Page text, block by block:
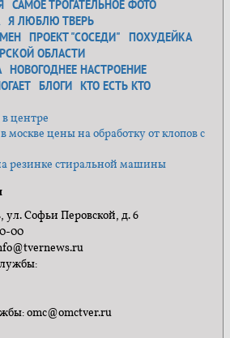
САМОЕ ТРОГАТЕЛЬНОЕ ФОТО
Я ЛЮБЛЮ ТВЕРЬ
ПРОЕКТ "СОСЕДИ"
ПОХУДЕЙКА
ОБЛАСТИ
НОВОГОДНЕЕ НАСТРОЕНИЕ
БЛОГИ КТО ЕСТЬ КТО
центре
цены на обработку от клопов с
резинке стиральной машины
ул. Софьи Перовской, д. 6
00
omc@omctver.ru